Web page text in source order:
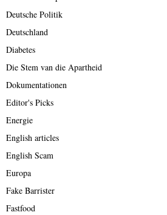
Deutsche Politik
Deutschland
Diabetes
Die Stem van die Apartheid
Dokumentationen
Editor's Picks
Energie
English articles
English Scam
Europa
Fake Barrister
Fastfood